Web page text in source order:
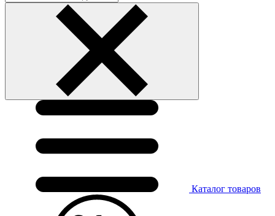
Каталог товаров